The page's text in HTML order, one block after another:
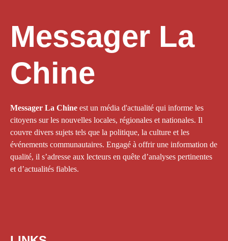
Messager La
Chine
Messager La Chine est un média d'actualité qui informe les
citoyens sur les nouvelles locales, régionales et nationales. Il
couvre divers sujets tels que la politique, la culture et les
événements communautaires. Engagé à offrir une information de
qualité, il s’adresse aux lecteurs en quête d’analyses pertinentes
et d’actualités fiables.